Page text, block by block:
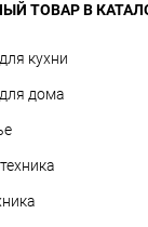
ТОВАР В
кухни
дома